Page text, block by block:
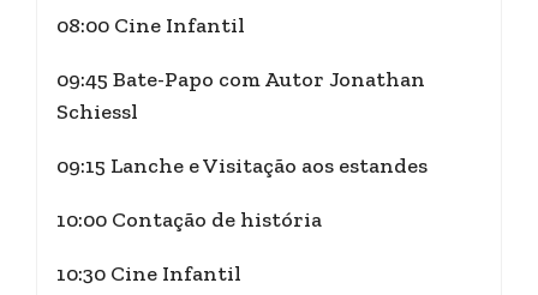
08:00 Cine Infantil
09:45 Bate-Papo com Autor Jonathan
Schiessl
09:15 Lanche e Visitação aos estandes
10:00 Contação de história
10:30 Cine Infantil